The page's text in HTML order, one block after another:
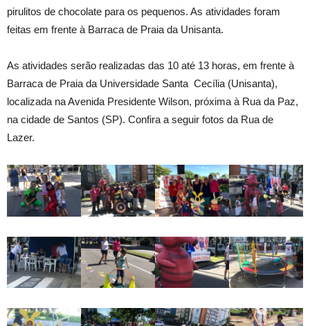
pirulitos de chocolate para os pequenos. As atividades foram
feitas em frente à Barraca de Praia da Unisanta.
As atividades serão realizadas das 10 até 13 horas, em frente à
Barraca de Praia da Universidade Santa Cecília (Unisanta),
localizada na Avenida Presidente Wilson, próxima à Rua da Paz,
na cidade de Santos (SP). Confira a seguir fotos da Rua de
Lazer.